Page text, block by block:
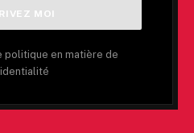
politique en matière de